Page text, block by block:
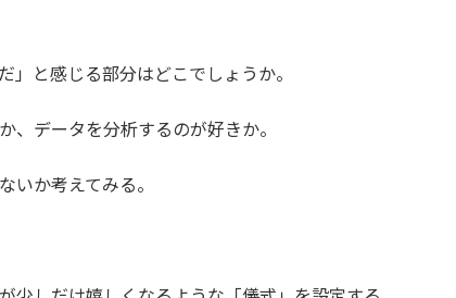
」と感じる部分はどこでしょうか。
、データを分析するのが好きか。
いか考えてみる。